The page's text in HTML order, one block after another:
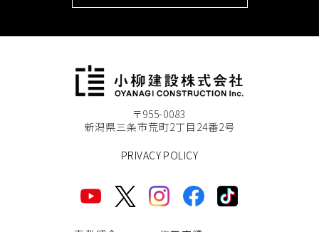
〒955-0083
新潟県三条市荒町2丁目24番2号
PRIVACY POLICY